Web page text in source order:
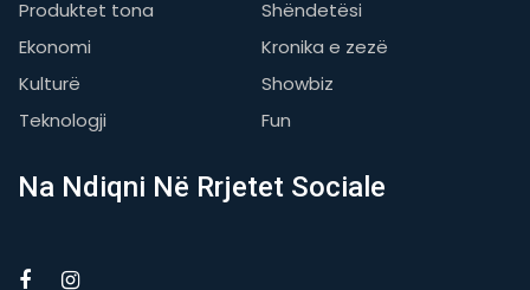
Produktet tona
Shëndetësi
Ekonomi
Kronika e zezë
Kulturë
Showbiz
Teknologji
Fun
Na Ndiqni Në Rrjetet Sociale